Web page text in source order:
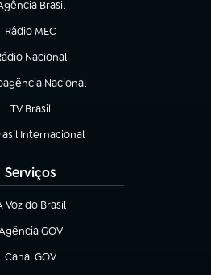
Brasil
em nova aba)
Rádio MEC
(abre em nova aba)
Nacional
Nacional
em nova aba)
TV Brasil
(abre em nova aba)
Internacional
em nova aba)
Serviços
Voz do Brasil
em nova aba)
GOV
em nova aba)
Canal GOV
(abre em nova aba)